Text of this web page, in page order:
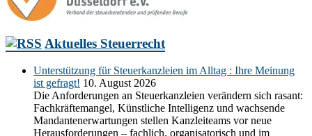
Aktuelles Steuerrecht
Unterstützung für Steuerkanzleien im Alltag : Ihre Meinung
ist gefragt! 10. August 2026
Die Anforderungen an Steuerkanzleien verändern sich rasant:
Fachkräftemangel, Künstliche Intelligenz und wachsende
Mandantenerwartungen stellen Kanzleiteams vor neue
Herausforderungen – fachlich, organisatorisch und im